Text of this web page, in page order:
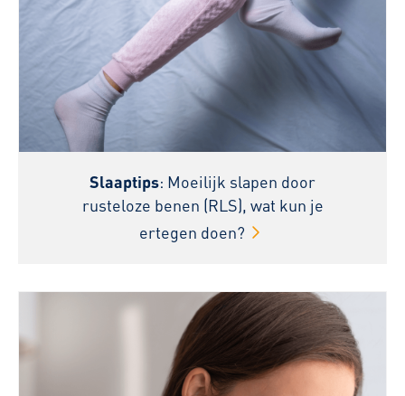
Slaaptips: Moeilijk slapen door
rusteloze benen (RLS), wat kun je
ertegen doen?